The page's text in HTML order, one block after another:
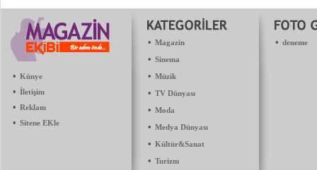
• Künye
• İletişim
• Reklam
• Sitene EKle
• Magazin
• Sinema
• Müzik
• TV Dünyası
• Moda
• Medya Dünyası
• Kültür&Sanat
• Turizm
• deneme